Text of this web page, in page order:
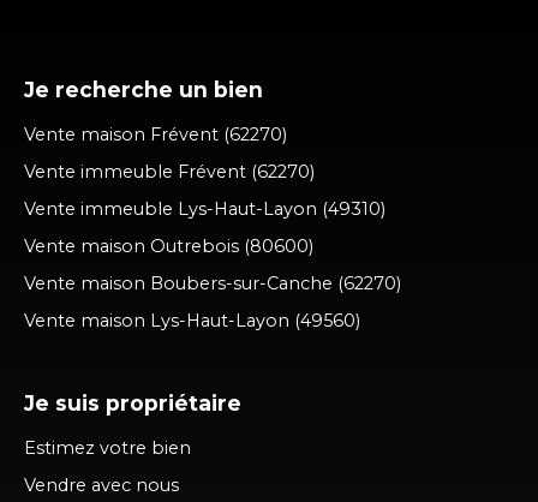
Je recherche un bien
Vente maison Frévent (62270)
Vente immeuble Frévent (62270)
Vente immeuble Lys-Haut-Layon (49310)
Vente maison Outrebois (80600)
Vente maison Boubers-sur-Canche (62270)
Vente maison Lys-Haut-Layon (49560)
Je suis propriétaire
Estimez votre bien
Vendre avec nous